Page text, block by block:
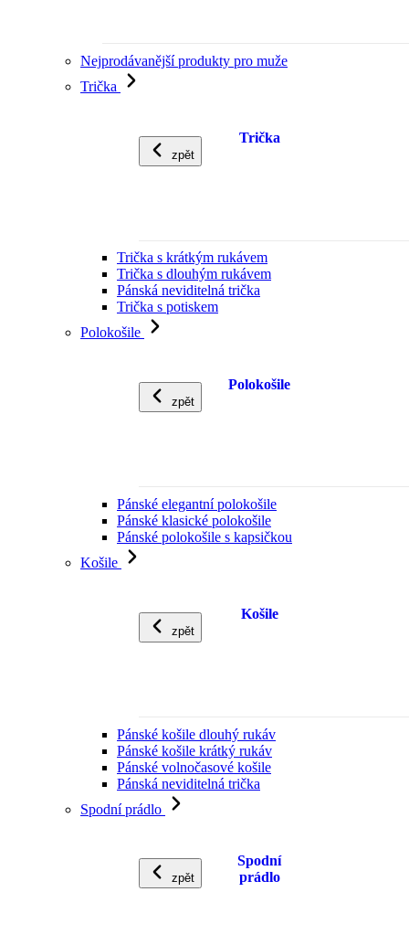
Nejprodávanější produkty pro muže
Trička
zpět
Trička
Trička s krátkým rukávem
Trička s dlouhým rukávem
Pánská neviditelná trička
Trička s potiskem
Polokošile
zpět
Polokošile
Pánské elegantní polokošile
Pánské klasické polokošile
Pánské polokošile s kapsičkou
Košile
zpět
Košile
Pánské košile dlouhý rukáv
Pánské košile krátký rukáv
Pánské volnočasové košile
Pánská neviditelná trička
Spodní prádlo
zpět
Spodní
prádlo